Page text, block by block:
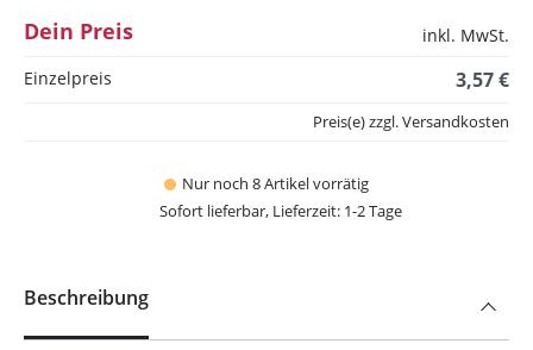
Dein Preis
inkl. MwSt.
Einzelpreis
3,57 €
Nur noch 8 Artikel vorrätig
Sofort lieferbar, Lieferzeit: 1-2 Tage
Preis(e) zzgl. Versandkosten
Beschreibung